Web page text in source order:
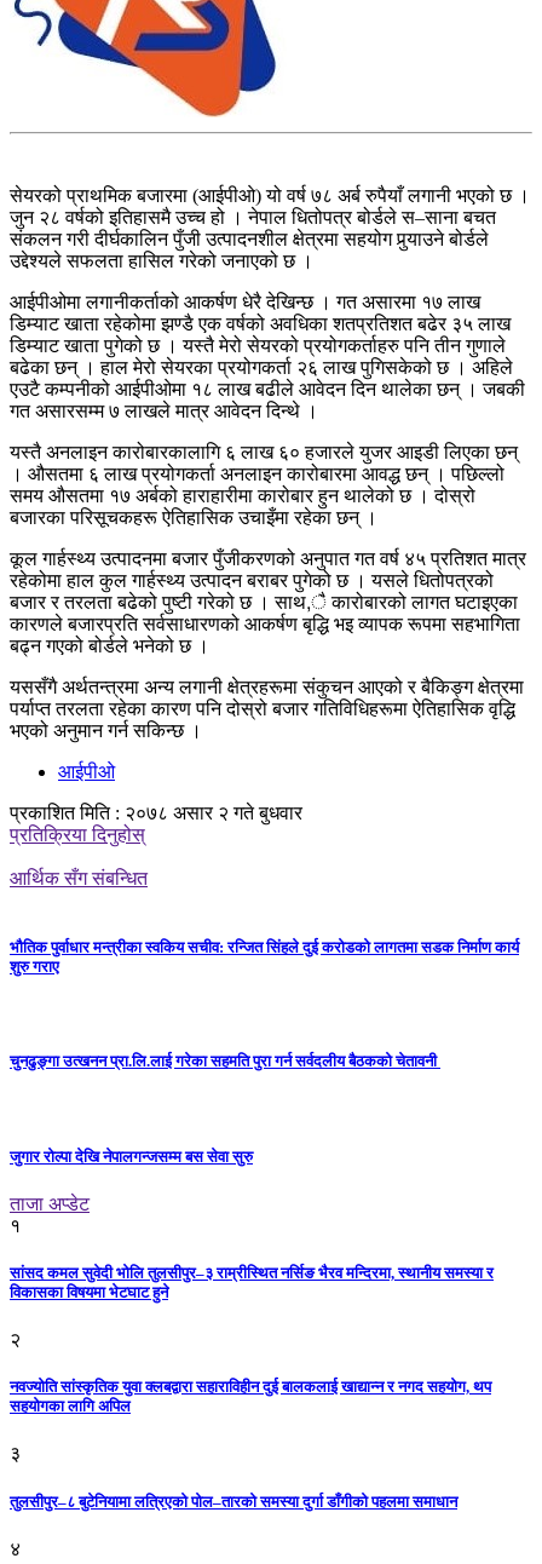
सेयरको प्राथमिक बजारमा (आईपीओ) यो वर्ष ७८ अर्ब रुपैयाँ लगानी भएको छ ।
जुन २८ वर्षको इतिहासमै उच्च हो । नेपाल धितोपत्र बोर्डले स–साना बचत
संकलन गरी दीर्घकालिन पुँजी उत्पादनशील क्षेत्रमा सहयोग पुर्‍याउने बोर्डले
उद्देश्यले सफलता हासिल गरेको जनाएको छ ।
आईपीओमा लगानीकर्ताको आकर्षण धेरै देखिन्छ । गत असारमा १७ लाख
डिम्याट खाता रहेकोमा झण्डै एक वर्षको अवधिका शतप्रतिशत बढेर ३५ लाख
डिम्याट खाता पुगेको छ । यस्तै मेरो सेयरको प्रयोगकर्ताहरु पनि तीन गुणाले
बढेका छन् । हाल मेरो सेयरका प्रयोगकर्ता २६ लाख पुगिसकेको छ । अहिले
एउटै कम्पनीको आईपीओमा १८ लाख बढीले आवेदन दिन थालेका छन् । जबकी
गत असारसम्म ७ लाखले मात्र आवेदन दिन्थे ।
यस्तै अनलाइन कारोबारकालागि ६ लाख ६० हजारले युजर आइडी लिएका छन्
। औसतमा ६ लाख प्रयोगकर्ता अनलाइन कारोबारमा आवद्ध छन् । पछिल्लो
समय औसतमा १७ अर्बको हाराहारीमा कारोबार हुन थालेको छ । दोस्रो
बजारका परिसूचकहरू ऐतिहासिक उचाइँमा रहेका छन् ।
कूल गार्हस्थ्य उत्पादनमा बजार पुँजीकरणको अनुपात गत वर्ष ४५ प्रतिशत मात्र
रहेकोमा हाल कुल गार्हस्थ्य उत्पादन बराबर पुगेको छ । यसले धितोपत्रको
बजार र तरलता बढेको पुष्टी गरेको छ । साथ,ै कारोबारको लागत घटाइएका
कारणले बजारप्रति सर्वसाधारणको आकर्षण बृद्धि भइ व्यापक रूपमा सहभागिता
बढ्न गएको बोर्डले भनेको छ ।
यससँगै अर्थतन्त्रमा अन्य लगानी क्षेत्रहरूमा संकुचन आएको र बैकिङ्ग क्षेत्रमा
पर्याप्त तरलता रहेका कारण पनि दोस्रो बजार गतिविधिहरूमा ऐतिहासिक वृद्धि
भएको अनुमान गर्न सकिन्छ ।
आईपीओ
प्रकाशित मिति : २०७८ असार २ गते बुधवार
प्रतिक्रिया दिनुहोस्
आर्थिक सँग संबन्धित
भौतिक पुर्वाधार मन्त्रीका स्वकिय सचीव: रन्जित सिंहले दुई करोडको लागतमा सडक निर्माण कार्य
शुरु गराए
चुनढुङ्गा उत्खनन प्रा.लि.लाई गरेका सहमति पुरा गर्न सर्वदलीय बैठकको चेतावनी
जुगार रोल्पा देखि नेपालगन्जसम्म बस सेवा सुरु
ताजा अप्डेट
१
सांसद कमल सुवेदी भोलि तुलसीपुर–३ राम्रीस्थित नर्सिङ भैरव मन्दिरमा, स्थानीय समस्या र
विकासका विषयमा भेटघाट हुने
२
नवज्योति सांस्कृतिक युवा क्लबद्वारा सहाराविहीन दुई बालकलाई खाद्यान्न र नगद सहयोग, थप
सहयोगका लागि अपिल
३
तुलसीपुर–८ बुटेनियामा लत्रिएको पोल–तारको समस्या दुर्गा डाँगीको पहलमा समाधान
४